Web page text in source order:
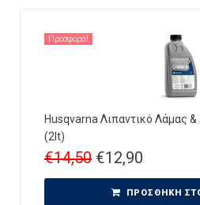
Προσφορά!
Husqvarna Λιπαντικό Λάμας
(2lt)
€14,50 €12,90
ΠΡΟΣΘΉΚΗ